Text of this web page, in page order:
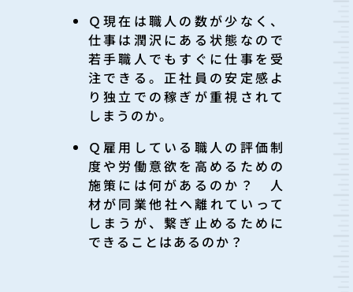
Ｑ 現在は職人の数が少なく、
仕事は潤沢にある状態なので
若手職人でもすぐに仕事を受
注できる。正社員の安定感よ
り独立での稼ぎが重視されて
しまうのか。
Ｑ 雇用している職人の評価制
度や労働意欲を高めるための
施策には何があるのか？ 人
材が同業他社へ離れていって
しまうが、繋ぎ止めるために
できることはあるのか？